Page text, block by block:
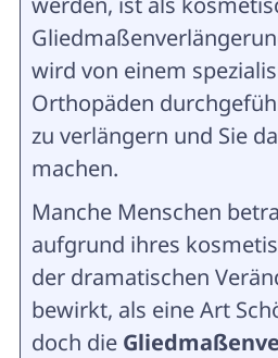
wird von einem
Orthopäden
zu verlängern und Sie
machen.
Manche Menschen
aufgrund ihres
der dramatischen
bewirkt, als eine Art
doch die